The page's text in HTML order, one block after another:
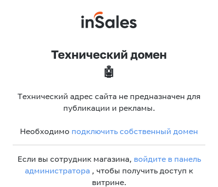
Технический домен
🤖
Технический адрес сайта не предназначен для
публикации и рекламы.
Необходимо подключить собственный домен
Если вы сотрудник магазина, войдите в панель
администратора , чтобы получить доступ к
витрине.